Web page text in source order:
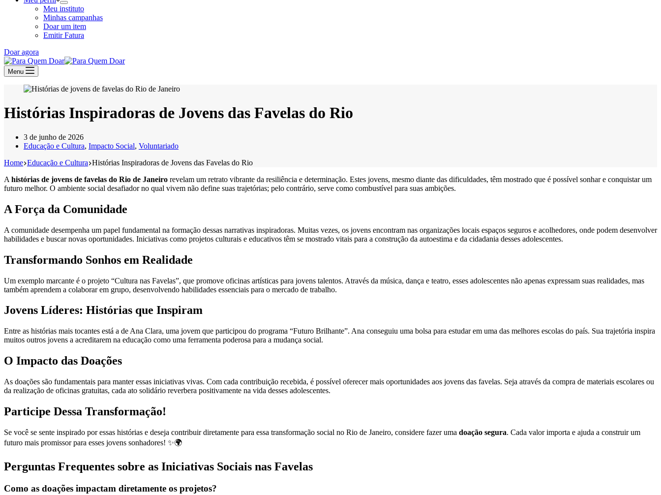
Meu instituto
Minhas campanhas
Doar um item
Emitir Fatura
Doar agora
Menu
Histórias Inspiradoras de Jovens das Favelas do Rio
3 de junho de 2026
Educação e Cultura, Impacto Social, Voluntariado
Home Educação e Cultura Histórias Inspiradoras de Jovens das Favelas do Rio
A histórias de jovens de favelas do Rio de Janeiro revelam um retrato vibrante da resiliência e determinação. Estes jovens, mesmo diante das dificuldades, têm mostrado que é possível sonhar e conquistar um
futuro melhor. O ambiente social desafiador no qual vivem não define suas trajetórias; pelo contrário, serve como combustível para suas ambições.
A Força da Comunidade
A comunidade desempenha um papel fundamental na formação dessas narrativas inspiradoras. Muitas vezes, os jovens encontram nas organizações locais espaços seguros e acolhedores, onde podem desenvolver
habilidades e buscar novas oportunidades. Iniciativas como projetos culturais e educativos têm se mostrado vitais para a construção da autoestima e da cidadania desses adolescentes.
Transformando Sonhos em Realidade
Um exemplo marcante é o projeto “Cultura nas Favelas”, que promove oficinas artísticas para jovens talentos. Através da música, dança e teatro, esses adolescentes não apenas expressam suas realidades, mas
também aprendem a colaborar em grupo, desenvolvendo habilidades essenciais para o mercado de trabalho.
Jovens Líderes: Histórias que Inspiram
Entre as histórias mais tocantes está a de Ana Clara, uma jovem que participou do programa “Futuro Brilhante”. Ana conseguiu uma bolsa para estudar em uma das melhores escolas do país. Sua trajetória inspira
muitos outros jovens a acreditarem na educação como uma ferramenta poderosa para a mudança social.
O Impacto das Doações
As doações são fundamentais para manter essas iniciativas vivas. Com cada contribuição recebida, é possível oferecer mais oportunidades aos jovens das favelas. Seja através da compra de materiais escolares ou
da realização de oficinas gratuitas, cada ato solidário reverbera positivamente na vida desses adolescentes.
Participe Dessa Transformação!
Se você se sente inspirado por essas histórias e deseja contribuir diretamente para essa transformação social no Rio de Janeiro, considere fazer uma doação segura. Cada valor importa e ajuda a construir um
futuro mais promissor para esses jovens sonhadores! ✨🌍
Perguntas Frequentes sobre as Iniciativas Sociais nas Favelas
Como as doações impactam diretamente os projetos?